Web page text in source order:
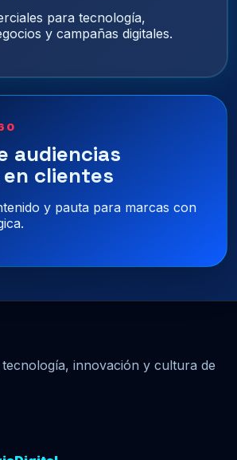
para tecnología,
y campañas digitales.
audiencias
clientes
y pauta para marcas con
tecnología, innovación y cultura de